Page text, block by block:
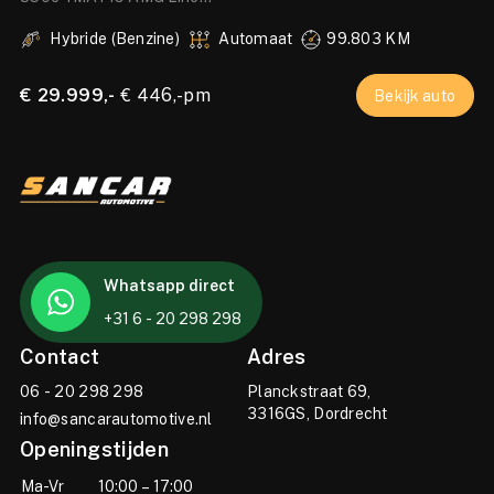
Hybride (Benzine)
Automaat 99.803 KM
€ 29.999,- € 446,-pm Bekijk auto
Whatsapp direct
+31 6 - 20 298 298
Contact
06 - 20 298 298
info@sancarautomotive.nl
Adres
Planckstraat 69,
3316GS, Dordrecht
Openingstijden
Ma-Vr 10:00 – 17:00